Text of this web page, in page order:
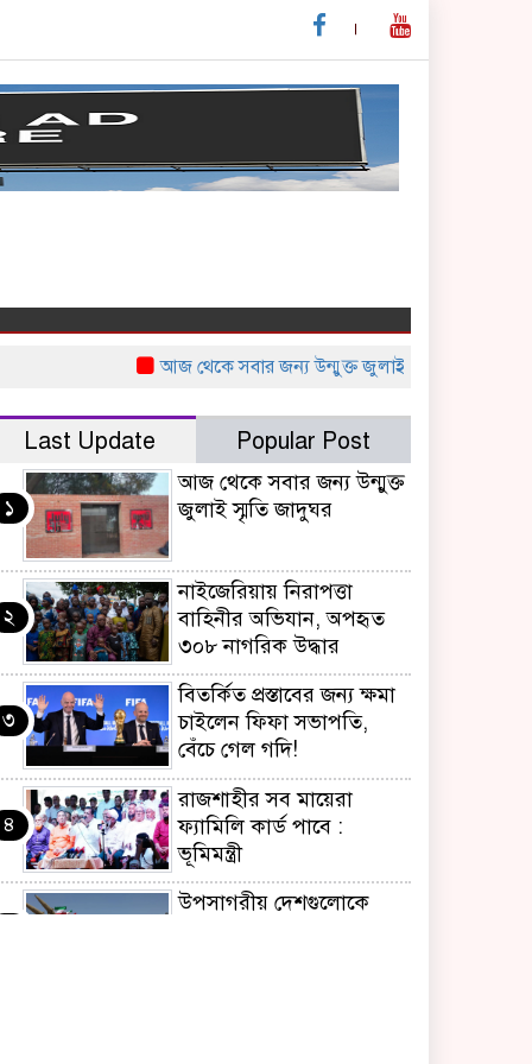
আজ থেকে সবার জন্য উন্মুক্ত জুলাই স্মৃতি জাদুঘর
Last Update Popular Post
১
আজ থেকে সবার জন্য উন্মুক্ত
জুলাই স্মৃতি জাদুঘর
২
নাইজেরিয়ায় নিরাপত্তা
বাহিনীর অভিযান, অপহৃত
৩০৮ নাগরিক উদ্ধার
৩
বিতর্কিত প্রস্তাবের জন্য ক্ষমা
চাইলেন ফিফা সভাপতি,
বেঁচে গেল গদি!
৪
রাজশাহীর সব মায়েরা
ফ্যামিলি কার্ড পাবে :
ভূমিমন্ত্রী
উপসাগরীয় দেশগুলোকে